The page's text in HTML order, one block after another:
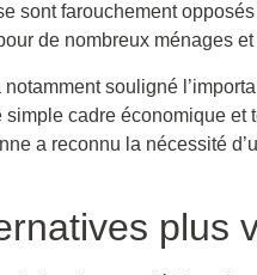
sont farouchement
de nombreux ménages
notamment souligné
cadre économique
a reconnu la nécessité
plus